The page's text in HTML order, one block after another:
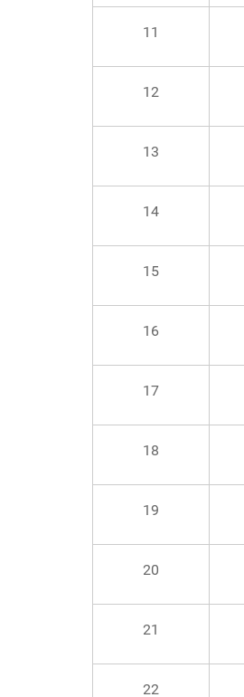
11
12
13
14
15
16
17
18
19
20
21
22